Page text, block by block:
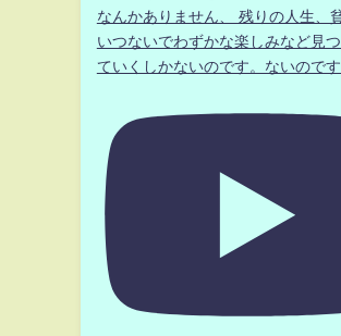
なんかありません、 残りの人生、
いつないでわずかな楽しみなど見
ていくしかないのです。ないのです